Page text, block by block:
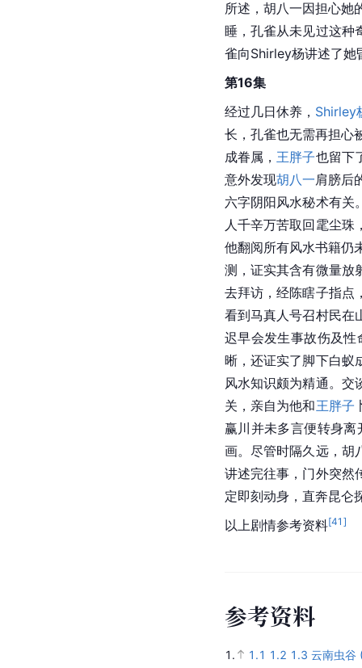
所述，胡八一因担心她
睡，孔雀从未见过这种
雀向Shirley杨讲述了她
第16集
经过几日休养， Shirley
长，孔雀也无需再担心
成眷属，王胖子也留下
意外发现胡八一肩膀后
六字阴阳风水秘术有关
人千辛万苦取回雮尘珠
他翻阅所有风水书籍仍
测，证实其含有微量放
去拜访，经陈瞎子指点
看到马真人号召村民在
迟早会发生事故伤及性
晰，还证实了脚下白蚁
风水知识颇为精通。交
关，亲自为他和王胖子
赢川并未多言便转身离
画。尽管时隔久远，胡
讲述完往事，门外突然
定即刻动身，直奔昆仑
以上剧情参考资料[41 ]
参考资料
1. 1.1 1.2 1.3 云南虫谷